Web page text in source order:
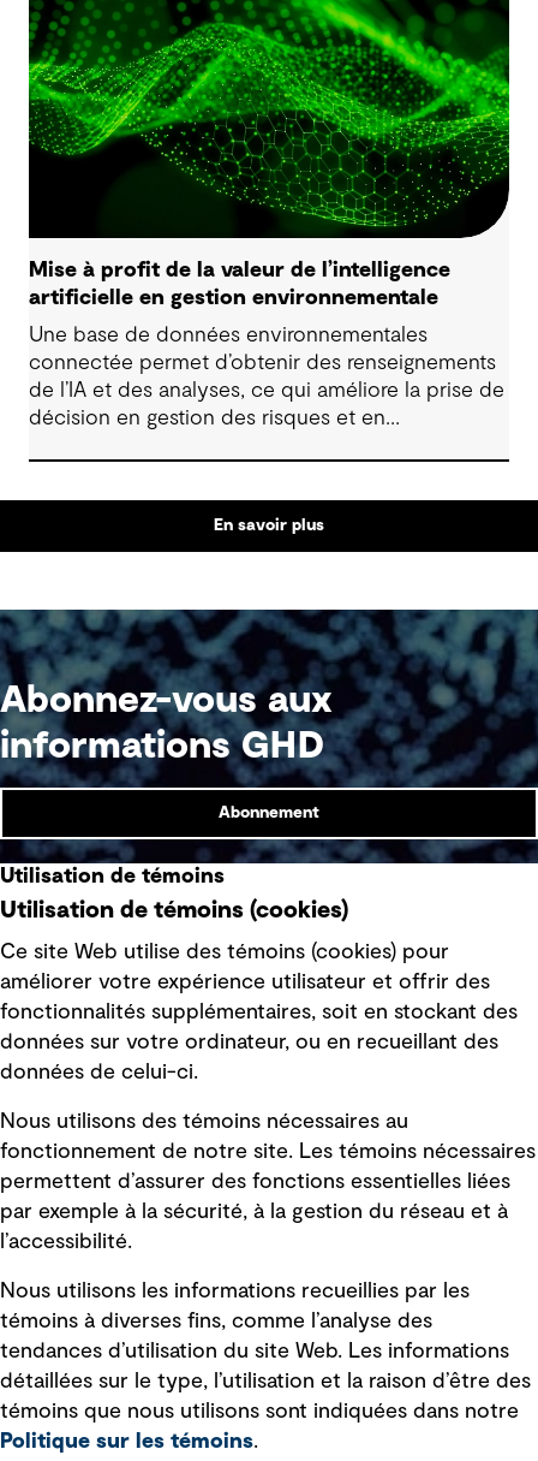
Mise à profit de la valeur de l’intelligence
artificielle en gestion environnementale
Une base de données environnementales
connectée permet d’obtenir des renseignements
de l’IA et des analyses, ce qui améliore la prise de
décision en gestion des risques et en
En savoir plus
Abonnez-vous aux
informations GHD
Abonnement
Suivez-nous
Liens rapides
Modalités d’utilisation
Mentions légales
Déclaration sur l'esclavage moderne
Courriels frauduleux
Utilisation de témoins
Utilisation de témoins (cookies)
Ce site Web utilise des témoins (cookies) pour
améliorer votre expérience utilisateur et offrir des
fonctionnalités supplémentaires, soit en stockant des
données sur votre ordinateur, ou en recueillant des
données de celui-ci.
Nous utilisons des témoins nécessaires au
fonctionnement de notre site. Les témoins nécessaires
permettent d’assurer des fonctions essentielles liées
par exemple à la sécurité, à la gestion du réseau et à
l’accessibilité.
Nous utilisons les informations recueillies par les
témoins à diverses fins, comme l’analyse des
tendances d’utilisation du site Web. Les informations
détaillées sur le type, l’utilisation et la raison d’être des
témoins que nous utilisons sont indiquées dans notre
Politique sur les témoins.